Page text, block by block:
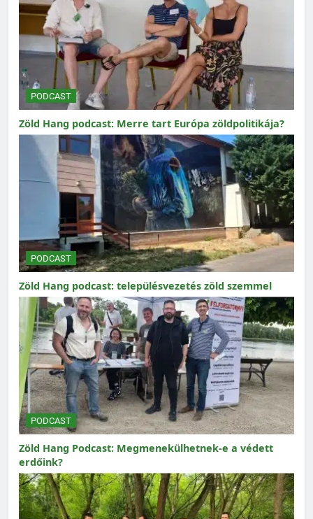
PODCAST
Zöld Hang podcast: Merre tart Európa zöldpolitikája?
PODCAST
Zöld Hang podcast: településvezetés zöld szemmel
PODCAST
Zöld Hang Podcast: Megmenekülhetnek-e a védett
erdőink?